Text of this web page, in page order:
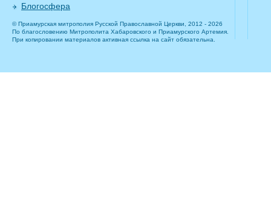
Блогосфера
© Приамурская митрополия Русской Православной Церкви, 2012 - 2026
По благословению Митрополита Хабаровского и Приамурского Артемия.
При копировании материалов активная ссылка на сайт обязательна.